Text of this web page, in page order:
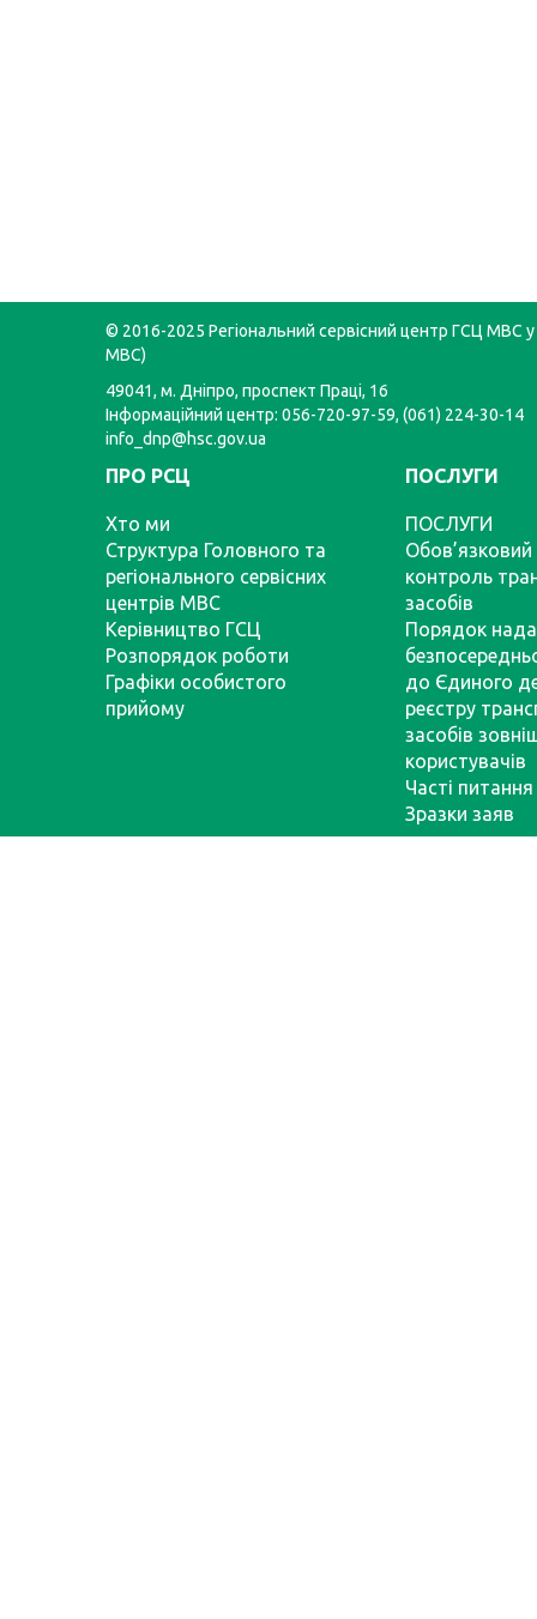
© 2016-2025 Регіональний сервісний центр ГСЦ МВС у
МВС)
49041, м. Дніпро, проспект Праці, 16
Інформаційний центр: 056-720-97-59, (061) 224-30-14
info_dnp@hsc.gov.ua
ПРО РСЦ
Хто ми
Структура Головного та
регіонального сервісних
центрів МВС
Керівництво ГСЦ
Розпорядок роботи
Графіки особистого
прийому
ПОСЛУГИ
ПОСЛУГИ
Обов’язковий
контроль
засобів
Порядок
до Єдиного
реєстру
засобів
користувачів
Часті питання
Зразки заяв